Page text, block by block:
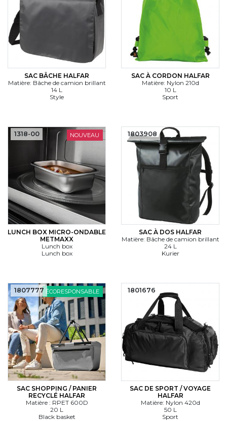
SAC BÂCHE HALFAR
Matière: Bâche de camion brillant
14 L
Style
SAC À CORDON HALFAR
Matière: Nylon 210d
10 L
Sport
NOUVEAU
LUNCH BOX MICRO-ONDABLE
METMAXX
Lunch box
Lunch box
1318-00
SAC À DOS HALFAR
Matière: Bâche de camion brillant
24 L
Kurier
1803908
ÉCORESPONSABLE
SAC SHOPPING / PANIER
RECYCLÉ HALFAR
Matière : RPET 600D
20 L
Black basket
1807777
SAC DE SPORT / VOYAGE
HALFAR
Matière: Nylon 420d
50 L
Sport
1801676